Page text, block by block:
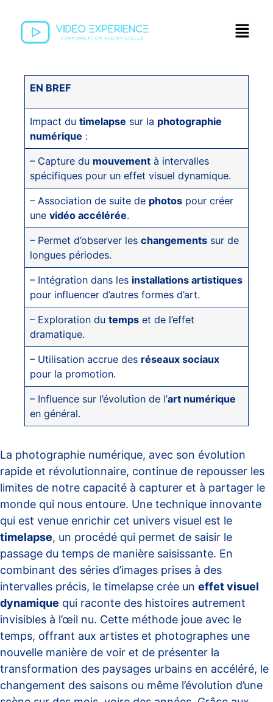
EN BREF
Impact dutimelapse sur la photographie
numérique :
– Capture du mouvement à intervalles
spécifiques pour un effet visuel dynamique.
– Association de suite de photos pour créer
unevidéo accélérée.
– Permet d’observer leschangements sur de
longues périodes.
– Intégration dans les installations artistiques
pour influencer d’autres formes d’art.
– Exploration dutemps et de l’effet
dramatique.
– Utilisation accrue des réseaux sociaux
pour la promotion.
– Influence sur l’évolution de l’art numérique
en général.
La photographie numérique, avec son évolution
rapide et révolutionnaire, continue de repousser les
limites de notre capacité à capturer et à partager le
monde qui nous entoure. Une technique innovante
qui est venue enrichir cet univers visuel est le
timelapse, un procédé qui permet de saisir le
passage du temps de manière saisissante. En
combinant des séries d’images prises à des
intervalles précis, le timelapse crée un effet visuel
dynamique qui raconte des histoires autrement
invisibles à l’œil nu. Cette méthode joue avec le
temps, offrant aux artistes et photographes une
nouvelle manière de voir et de présenter la
transformation des paysages urbains en accéléré, le
changement des saisons ou même l’évolution d’une